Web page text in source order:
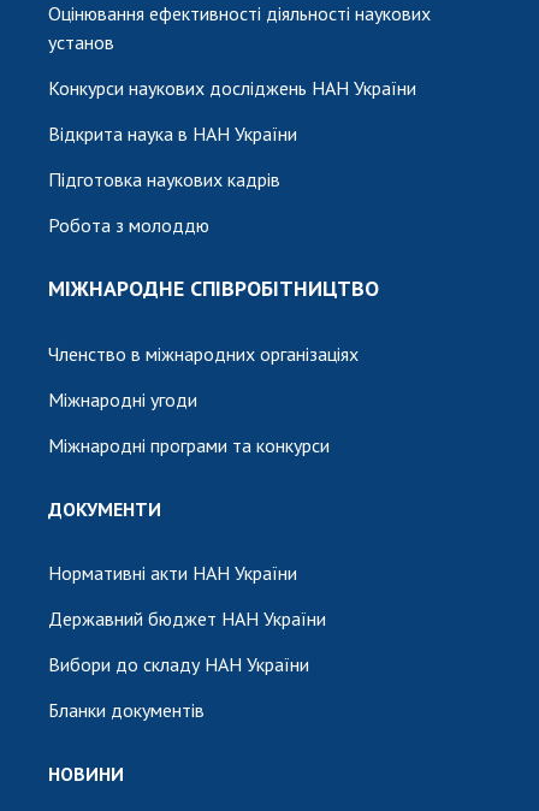
Оцінювання ефективності діяльності наукових
установ
Конкурси наукових досліджень НАН України
Відкрита наука в НАН України
Підготовка наукових кадрів
Робота з молоддю
МІЖНАРОДНЕ СПІВРОБІТНИЦТВО
Членство в міжнародних організаціях
Міжнародні угоди
Міжнародні програми та конкурси
ДОКУМЕНТИ
Нормативні акти НАН України
Державний бюджет НАН України
Вибори до складу НАН України
Бланки документів
НОВИНИ